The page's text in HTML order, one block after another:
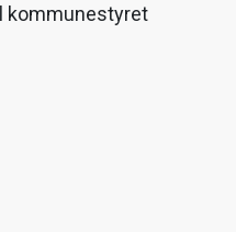
kommunestyret